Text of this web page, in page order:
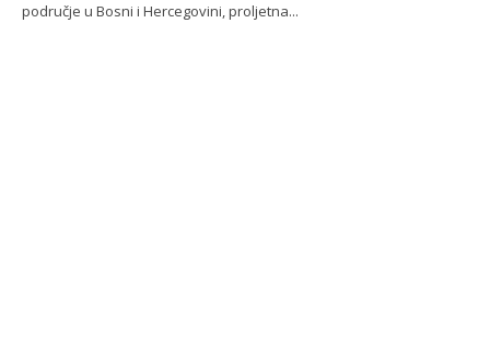
područje u Bosni i Hercegovini, proljetna...